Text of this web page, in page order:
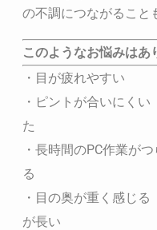
の不調につながること
このようなお悩みはあ
・目が疲れや
・ピントが合い
た
・長時間のPC作業
る
・目の奥が重く
が長い